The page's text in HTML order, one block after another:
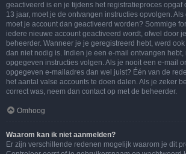
geactiveerd is en je tijdens het registratieproces opgaf
13 jaar, moet je de ontvangen instructies opvolgen.
moet je account dan geactiveerd worden? Sommige
iedere nieuwe account geactiveerd wordt, ofwel door
beheerder. Wanneer je je geregistreerd hebt, werd
dan niet nodig is. Indien je een e-mail ontvangen hebt,
opgegeven instructies volgen. Als je nooit een e-mail
opgegeven e-mailadres dan wel juist? Één van de
het aantal valse accounts te doen dalen. Als je zeker
correct was, neem dan contact op met de beheerder.
Omhoog
Waarom kan ik niet aanmelden?
Er zijn verschillende redenen mogelijk waarom je dit